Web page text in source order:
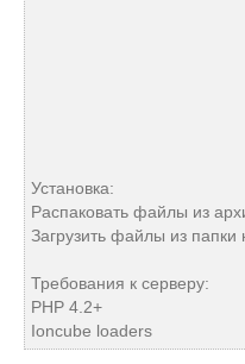
Установка:
Распаковать файлы из
Загрузить файлы из папки
Требования к серверу:
PHP 4.2+
Ioncube loaders